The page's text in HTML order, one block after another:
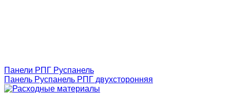
Панели РПГ Руспанель
Панель Руспанель РПГ двухсторонняя